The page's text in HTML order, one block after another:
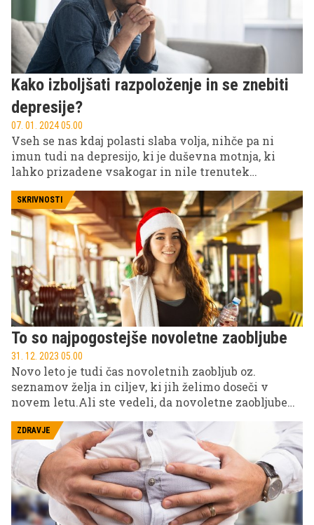
Kako izboljšati razpoloženje in se znebiti
depresije?
07. 01. 2024 05.00
Vseh se nas kdaj polasti slaba volja, nihče pa ni
imun tudi na depresijo, ki je duševna motnja, ki
lahko prizadene vsakogar in nile trenutek
otožnosti ali žalosti. Povzroči utrujenost, odvečnost,
občutek nemoči in obupa, izčrpanost in nevrednost.
Pojavi se bolečina, za katero zdravniki ne poznajo
organskega vzroka. Nedavno smo obeleževali
najbolj depresiven dan v letu – strokovnjaki
opozarjajo na negativne posledice takšni dni, ki
dajejo poceni izgovor za negativno počutje. Ali je ta
dan res to, za kar se razglaša ali ne, niti ni
pomembno, bolj je pomembno, da znamo ukrepati,
ko se nas poloti slaba volja ali depresija in ji znamo
preprečiti načrte. Ste vedeli, da je depresija pri
ženkah dvakrat do trikrat pogostejša kot pri
moških?
SKRIVNOSTI
To so najpogostejše novoletne zaobljube
31. 12. 2023 05.00
Novo leto je tudi čas novoletnih zaobljub oz.
seznamov želja in ciljev, ki jih želimo doseči v
novem letu.Ali ste vedeli, da novoletne zaobljube
izpolni manj kot desetina ljudi? Če ne želite biti del
te ''črne'' statistike, preberite naslednji prispevek
ter odkrijte recept za uspešno doseganje novoletnih
zaobljub in sledenje sanjam.
ZDRAVJE